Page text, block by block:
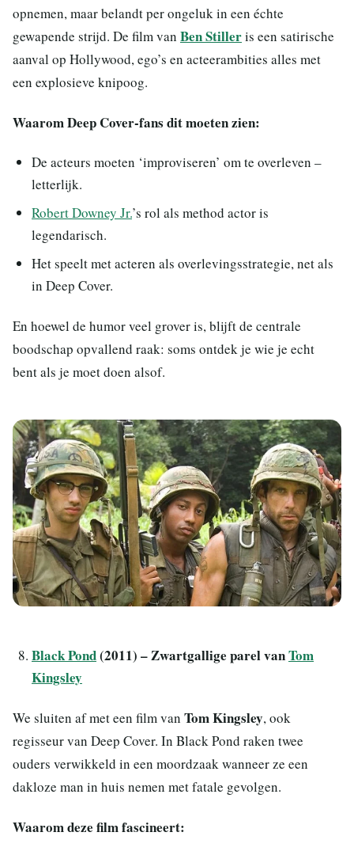
opnemen, maar belandt per ongeluk in een échte
gewapende strijd. De film van Ben Stilleris een satirische
aanval op Hollywood, ego’s en acteerambities alles met
een explosieve knipoog.
Waarom Deep Cover-fans dit moeten zien:
De acteurs moeten ‘improviseren’ om te overleven –
letterlijk.
Robert Downey Jr.’s rol als method actor is
legendarisch.
Het speelt met acteren als overlevingsstrategie, net als
in Deep Cover.
En hoewel de humor veel grover is, blijft de centrale
boodschap opvallend raak: soms ontdek je wie je echt
bent als je moet doen alsof.
Black Pond(2011) – Zwartgallige parel vanTom
Kingsley
We sluiten af met een film van Tom Kingsley, ook
regisseur van Deep Cover. In Black Pond raken twee
ouders verwikkeld in een moordzaak wanneer ze een
dakloze man in huis nemen met fatale gevolgen.
Waarom deze film fascineert: